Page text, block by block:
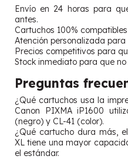
Envío en 24 horas para
antes.
Cartuchos 100%
Atención personalizada
Precios competitivos para
Stock inmediato para que
Preguntas
¿Qué cartuchos usa la
Canon PIXMA iP1600
(negro) y CL-41 (color).
¿Qué cartucho dura más,
XL tiene una mayor
el estándar.